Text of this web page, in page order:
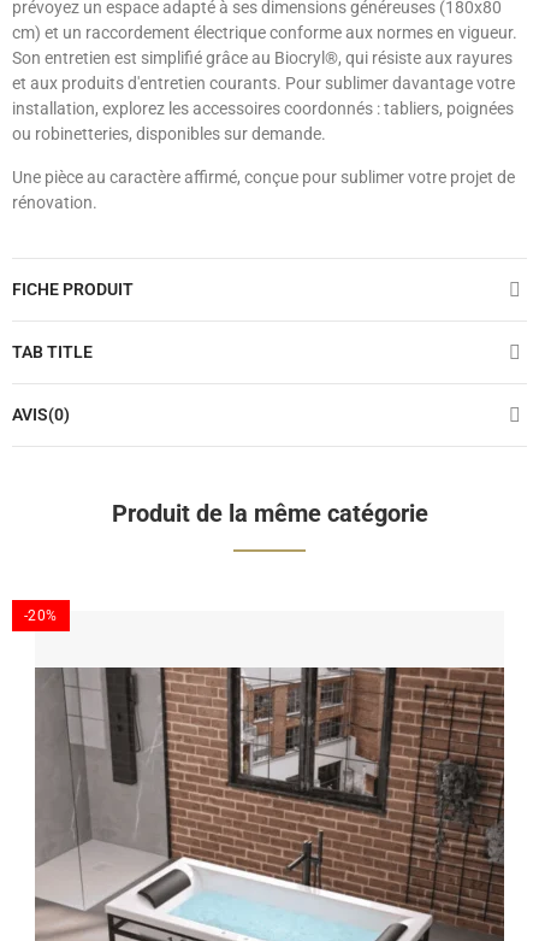
prévoyez un espace adapté à ses dimensions généreuses (180x80
cm) et un raccordement électrique conforme aux normes en vigueur.
Son entretien est simplifié grâce au Biocryl®, qui résiste aux rayures
et aux produits d'entretien courants. Pour sublimer davantage votre
installation, explorez les accessoires coordonnés : tabliers, poignées
ou robinetteries, disponibles sur demande.
Une pièce au caractère affirmé, conçue pour sublimer votre projet de
rénovation.
FICHE PRODUIT
TAB TITLE
AVIS(0)
Produit de la même catégorie
-20%